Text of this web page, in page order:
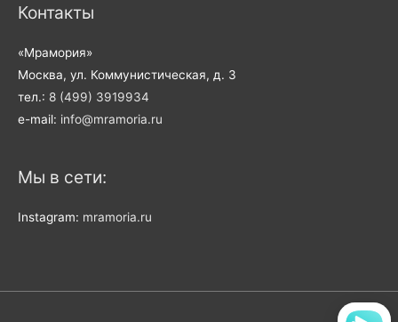
Контакты
«Мрамория»
Москва, ул. Коммунистическая, д. 3
тел.: 8 (499) 3919934
e-mail: info@mramoria.ru
Мы в сети:
Instagram: mramoria.ru